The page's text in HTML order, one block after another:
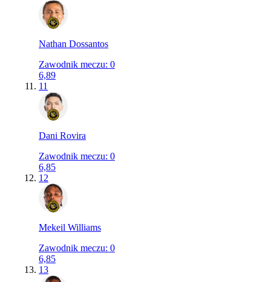
Nathan Dossantos
Zawodnik meczu: 0
6,89
11
Dani Rovira
Zawodnik meczu: 0
6,85
12
Mekeil Williams
Zawodnik meczu: 0
6,85
13